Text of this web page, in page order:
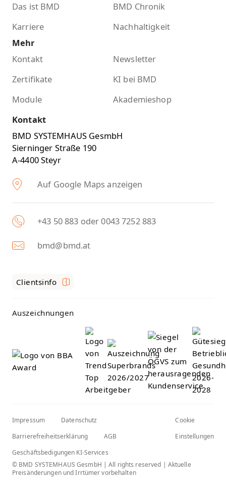
Das ist BMD
Karriere
BMD Chronik
Nachhaltigkeit
Mehr
Kontakt
Newsletter
Zertifikate
KI bei BMD
Module
Akademieshop
Kontakt
BMD SYSTEMHAUS GesmbH
Sierninger Straße 190
A-4400 Steyr
Auf Google Maps anzeigen
+43 50 883 oder 0043 7252 883
bmd@bmd.at
Clientsinfo
Auszeichnungen
Impressum
Datenschutz
Barrierefreiheitserklärung
AGB
Geschäftsbedigungen KI-Services
Cookie
Einstellungen
© BMD SYSTEMHAUS GesmbH | All rights reserved | Aktuelle
Preisänderungen und Irrtümer vorbehalten